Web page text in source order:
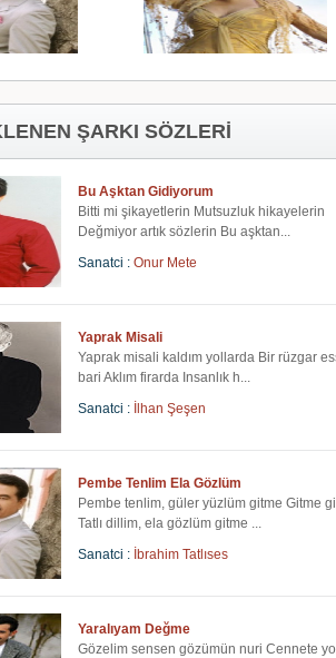
ŞARKI SÖZLERİ
Bu Aşktan Gidiyorum
Bitti mi şikayetlerin Mutsuzluk hikayelerin
Değmiyor artık sözlerin Bu aşktan...
Sanatci : Onur Mete
Yaprak Misali
Yaprak misali kaldım yollarda Bir rüzgar
bari Aklım firarda Insanlık h...
Sanatci :
İlhan Şeşen
Pembe Tenlim Ela Gözlüm
Pembe tenlim, güler yüzlüm gitme Gitme
Tatlı dillim, ela gözlüm gitme ...
Sanatci : İbrahim Tatlıses
Yaralıyam Değme
Gözelim sensen gözümün nuri Cennete